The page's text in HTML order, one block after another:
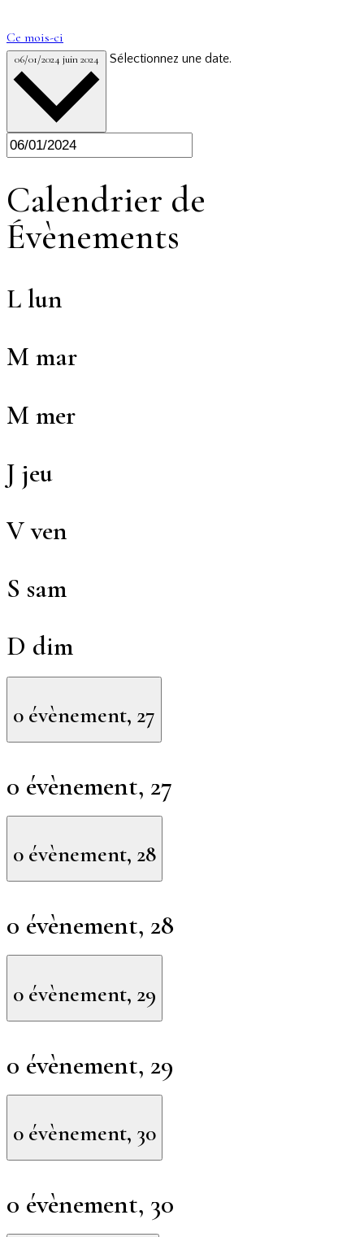
Ce mois-ci
06/01/2024 juin 2024 Sélectionnez une date.
Calendrier de
Évènements
L lun
M mar
M mer
J jeu
Vven
S sam
D dim
0 évènement, 27
0 évènement, 27
0 évènement, 28
0 évènement, 28
0 évènement, 29
0 évènement, 29
0 évènement, 30
0 évènement, 30